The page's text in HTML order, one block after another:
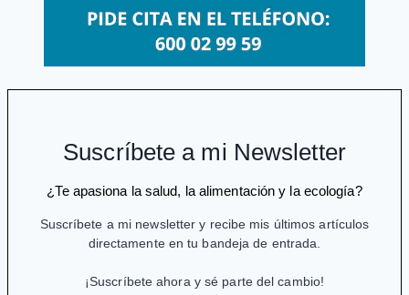
Suscríbete a mi Newsletter
¿Te apasiona la salud, la alimentación y la ecología?
Suscríbete a mi newsletter y recibe mis últimos artículos
directamente en tu bandeja de entrada.
¡Suscríbete ahora y sé parte del cambio!